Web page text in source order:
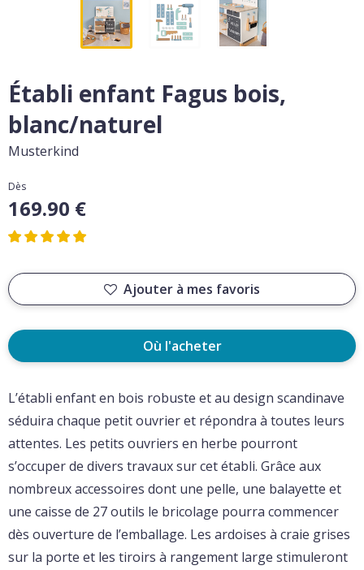
Établi enfant Fagus bois,
blanc/naturel
Musterkind
Dès
169.90 €
Ajouter à mes favoris
Où l'acheter
L’établi enfant en bois robuste et au design scandinave
séduira chaque petit ouvrier et répondra à toutes leurs
attentes. Les petits ouvriers en herbe pourront
s’occuper de divers travaux sur cet établi. Grâce aux
nombreux accessoires dont une pelle, une balayette et
une caisse de 27 outils le bricolage pourra commencer
dès ouverture de l’emballage. Les ardoises à craie grises
sur la porte et les tiroirs à rangement large stimuleront